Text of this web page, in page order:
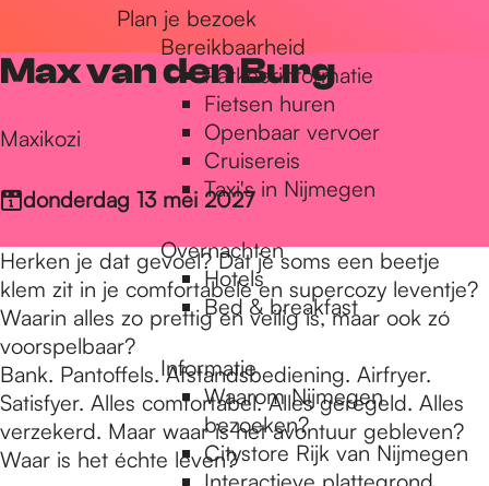
Plan je bezoek
Bereikbaarheid
Parkeerinformatie
Fietsen huren
Openbaar vervoer
Cruisereis
Taxi's in Nijmegen
Overnachten
Hotels
Bed & breakfast
Informatie
Waarom Nijmegen
bezoeken?
Citystore Rijk van Nijmegen
Max van den Burg
Maxikozi
donderdag 13 mei 2027
Herken je dat gevoel? Dat je soms een beetje
klem zit in je comfortabele en supercozy leventje?
Waarin alles zo prettig en veilig is, maar ook zó
voorspelbaar?
Bank. Pantoffels. Afstandsbediening. Airfryer.
Satisfyer. Alles comfortabel. Alles geregeld. Alles
verzekerd. Maar waar is het avontuur gebleven?
Waar is het échte leven?